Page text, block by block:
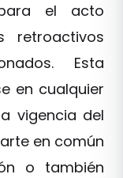
el acto
retroactivos
Esta
en cualquier
vigencia del
en común
o también